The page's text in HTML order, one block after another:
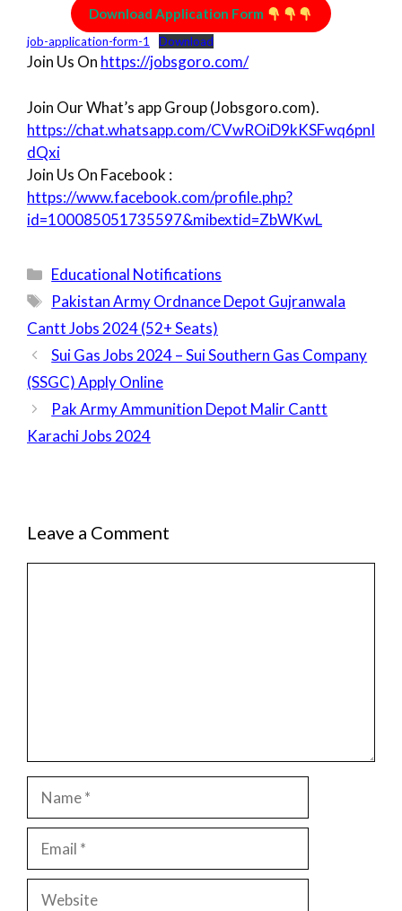
Download Application Form
job-application-form-1 Download
Join Us On https://jobsgoro.com/
Join Our What’s app Group (Jobsgoro.com).
https://chat.whatsapp.com/CVwROiD9kKSFwq6pnI
dQxi
Join Us On Facebook :
https://www.facebook.com/profile.php?
id=100085051735597&mibextid=ZbWKwL
Categories
Educational Notifications
Tags
Pakistan Army Ordnance Depot Gujranwala
Cantt Jobs 2024 (52+ Seats)
Sui Gas Jobs 2024 – Sui Southern Gas Company
(SSGC) Apply Online
Pak Army Ammunition Depot Malir Cantt
Karachi Jobs 2024
Leave a Comment